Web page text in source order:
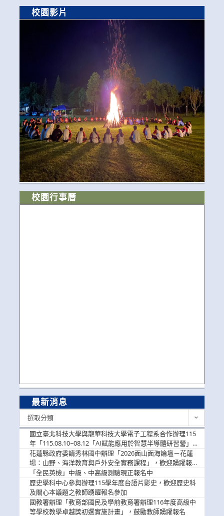
校園影片
校園行事曆
最新消息
選取分類
國立臺北科技大學與龍華科技大學電子工程系合作辦理115
年「115.08.10~08.12「AI賦能應用於智慧半導體研習營」，
歡迎學生踴躍報名參加
花蓮縣政府委請秀林國中辦理「2026面山面海論壇－花蓮
場：山野、海洋教育與戶外安全實務課程」，歡迎踴躍報名
參加
「全民英檢」中級、中高級測驗現正報名中
歷史學科中心參與辦理115學年度台語片影史，歡迎歷史科
及關心本議題之教師踴躍報名參加
國教署辦理「教育部國民及學前教育署辦理116年度高級中
等學校教學卓越獎初選實施計畫」，鼓勵教師踴躍報名